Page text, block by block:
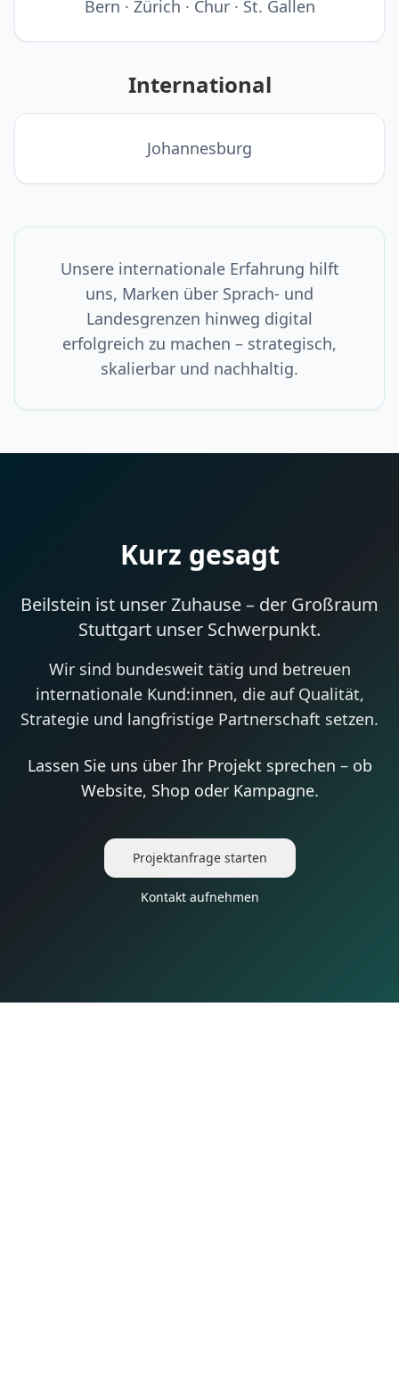
Bern · Zürich · Chur · St. Gallen
International
Johannesburg
Unsere internationale Erfahrung hilft
uns, Marken über Sprach- und
Landesgrenzen hinweg digital
erfolgreich zu machen – strategisch,
skalierbar und nachhaltig.
Kurz gesagt
Beilstein ist unser Zuhause – der Großraum
Stuttgart unser Schwerpunkt.
Wir sind bundesweit tätig und betreuen
internationale Kund:innen, die auf Qualität,
Strategie und langfristige Partnerschaft setzen.
Lassen Sie uns über Ihr Projekt sprechen – ob
Website, Shop oder Kampagne.
Projektanfrage starten
Kontakt aufnehmen